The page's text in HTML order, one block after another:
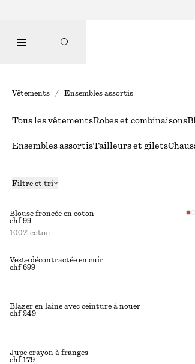
Vêtements / Ensembles assortis
Tous les vêtementsRobes et combinaisons
Ensembles assortisTailleurs et gilets
Filtre et tri
Blouse froncée en coton
chf 99
100% coton
Veste décontractée en cuir
chf 699
Blazer en laine avec ceinture à nouer
chf 249
Jupe crayon à franges
chf 179